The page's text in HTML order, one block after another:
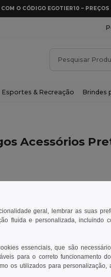
O CÓDIGO EGOTIER10 –
Esportes & Recreação Brindes
Acessórios
nos Deixe-nos
geral, lembrar as suas
fluida e personalizada, incluindo
essenciais, que são
para o correto funcionamento
os utilizados para personalização,